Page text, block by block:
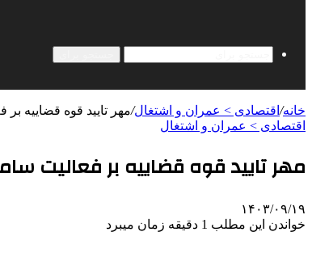
خانه/ اقتصادی > عمران و اشتغال/مهر تایید قوه قضاییه
اقتصادی > عمران و اشتغال
مهر تایید قوه قضاییه بر فعالیت
۱۴۰۳/۰۹/۱۹
خواندن این مطلب 1 دقیقه زمان میبرد